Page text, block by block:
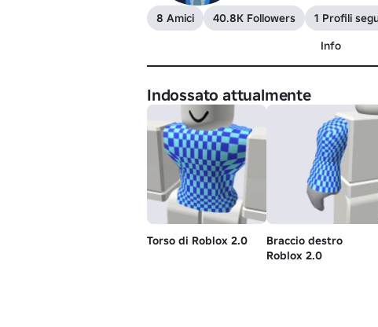
8 Amici 40.8K Followers
1 Profili
Info
Indossato attualmente
Torso di Roblox 2.0
Braccio destro
Roblox 2.0